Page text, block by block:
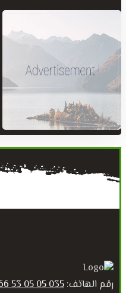
رقم الهاتف: 035 05 05 53 966+